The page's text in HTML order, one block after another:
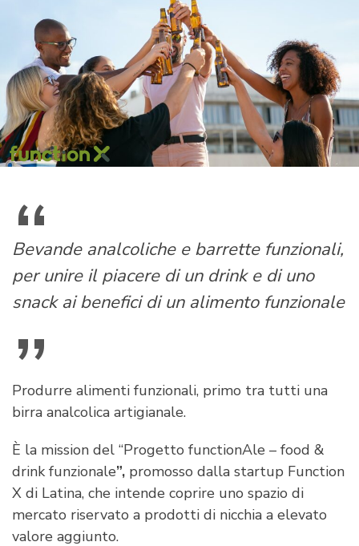
Bevande analcoliche e barrette funzionali,
per unire il piacere di un drink e di uno
snack ai benefici di un alimento funzionale
Produrre alimenti funzionali, primo tra tutti una
birra analcolica artigianale.
È la mission del “Progetto functionAle – food &
drink funzionale”, promosso dalla startup Function
X di Latina, che intende coprire uno spazio di
mercato riservato a prodotti di nicchia a elevato
valore aggiunto.